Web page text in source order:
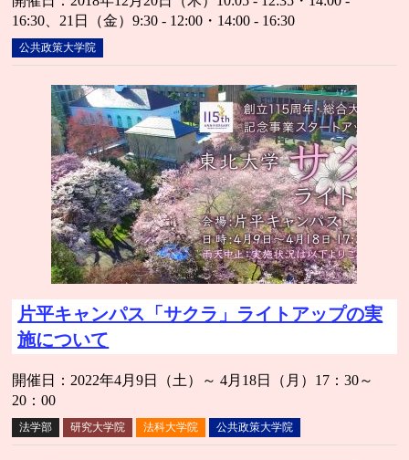
16:30、21日（金）9:30 - 12:00・14:00 - 16:30
公共政策大学院
片平キャンパス「サクラ」ライトアップの実
施について
開催日：2022年4月9日（土）～ 4月18日（月）17：30～
20：00
法学部 研究大学院 法科大学院 公共政策大学院